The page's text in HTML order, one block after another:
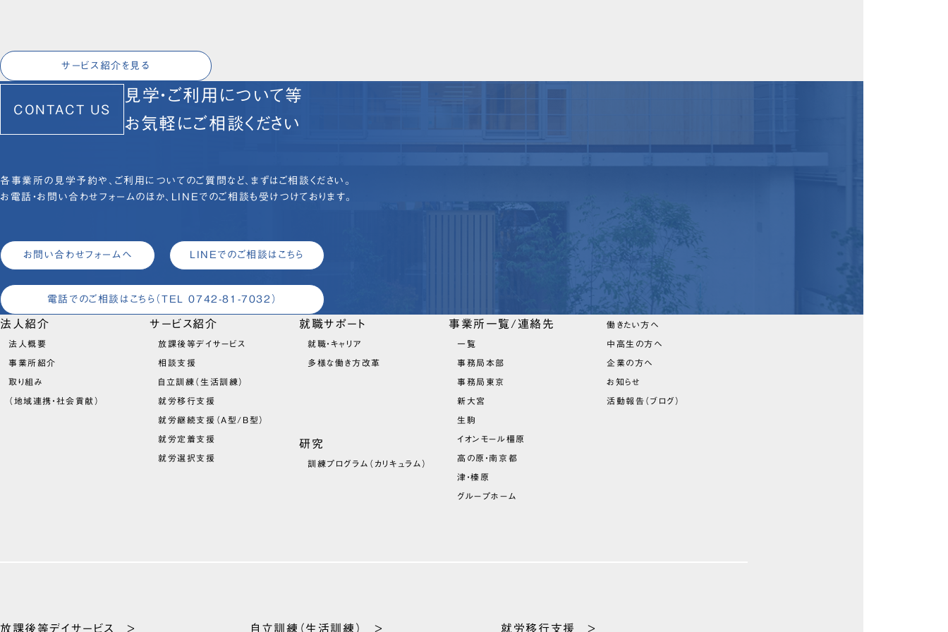
サービス紹介を見る
CONTACT US
見学・ご利用について等
お気軽にご相談ください
各事業所の見学予約や、ご利用についてのご質問など、まずはご相談ください。
お電話・お問い合わせフォームのほか、LINEでのご相談も受けつけております。
お問い合わせフォームへ LINEでのご相談はこちら
電話でのご相談はこちら （TEL 0742-81-7032）
法人紹介
法人概要
事業所紹介
取り組み
（地域連携・社会貢献）
サービス紹介
放課後等デイサービス
相談支援
自立訓練（生活訓練）
就労移行支援
就労継続支援（A型/B型）
就労定着支援
就労選択支援
就職サポート
就職・キャリア
多様な働き方改革
研究
訓練プログラム （カリキュラム）
事業所一覧/連絡先
一覧
事務局本部
事務局東京
新大宮
生駒
イオンモール橿原
高の原・南京都
津・榛原
グループホーム
働きたい方へ
中高生の方へ
企業の方へ
お知らせ
活動報告（ブログ）
放課後等デイサービス > 自立訓練 （生活訓練） > 就労移行支援 >